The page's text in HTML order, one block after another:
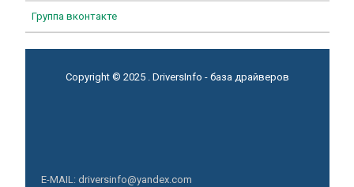
Группа вконтакте
Copyright © 2025 . DriversInfo - база драйверов
E-MAIL: driversinfo@yandex.com